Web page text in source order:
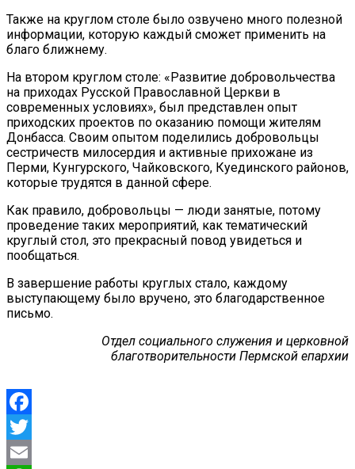
Также на круглом столе было озвучено много полезной
информации, которую каждый сможет применить на
благо ближнему.
На втором круглом столе: «Развитие добровольчества
на приходах Русской Православной Церкви в
современных условиях», был представлен опыт
приходских проектов по оказанию помощи жителям
Донбасса. Своим опытом поделились добровольцы
сестричеств милосердия и активные прихожане из
Перми, Кунгурского, Чайковского, Куединского районов,
которые трудятся в данной сфере.
Как правило, добровольцы — люди занятые, потому
проведение таких мероприятий, как тематический
круглый стол, это прекрасный повод увидеться и
пообщаться.
В завершение работы круглых стало, каждому
выступающему было вручено, это благодарственное
письмо.
Отдел социального служения и церковной
благотворительности Пермской епархии
Facebook
Twitter